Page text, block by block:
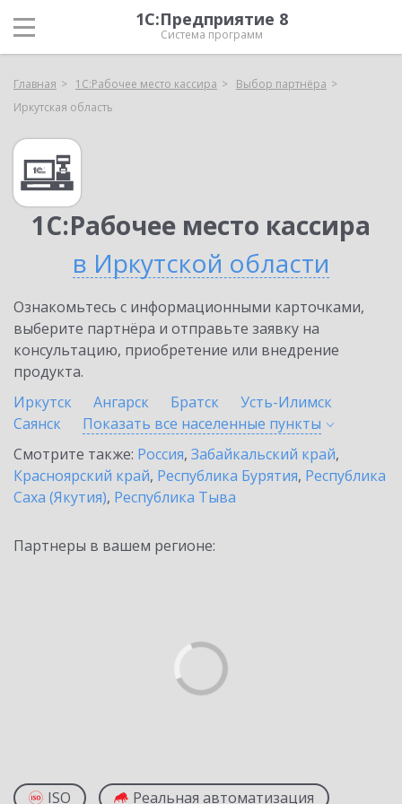
1С:Предприятие 8
Система программ
Главная 1С:Рабочее место кассира
Выбор партнёра
Иркутская область
1С:Рабочее место кассира
в Иркутской области
Ознакомьтесь с информационными карточками,
выберите партнёра и отправьте заявку на
консультацию, приобретение или внедрение
продукта.
Иркутск
Ангарск Братск
Усть-Илимск
Саянск
Показать все населенные пункты
Смотрите также: Россия, Забайкальский край,
Красноярский край, Республика Бурятия, Республика
Саха (Якутия), Республика Тыва
Партнеры в вашем регионе:
ISO Реальная автоматизация